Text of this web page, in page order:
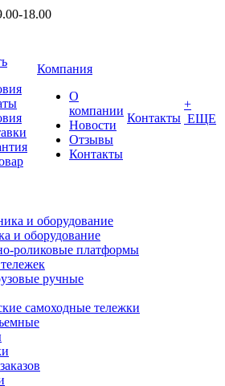
18.00
Компания
О
компании
Новости
Отзывы
Контакты
Контакты
+
ЕЩЕ
и оборудование
роликовые платформы
ручные
самоходные тележки